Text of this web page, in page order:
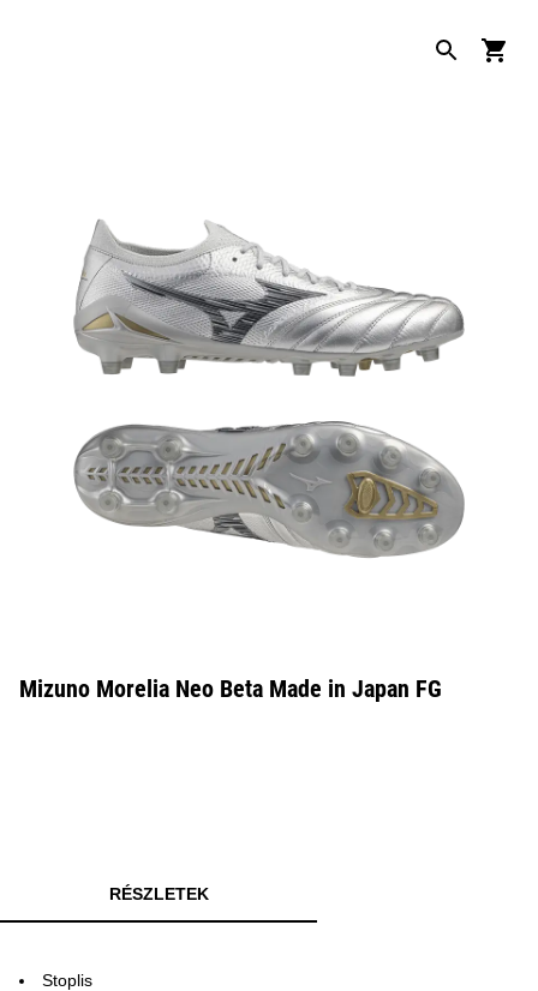
Mizuno Morelia Neo Beta Made in Japan FG
RÉSZLETEK
Stoplis